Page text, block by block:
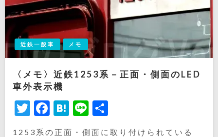
近鉄一般車 メモ
〈メモ〉近鉄1253系－正面・側面のLED
車外表示機
Twitter
Facebook
Hatena
Line
有
1253系の正面・側面に取り付けられている